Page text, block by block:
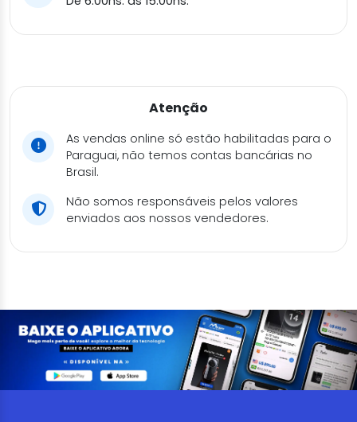
Atenção
As vendas online só estão habilitadas para o
Paraguai, não temos contas bancárias no
Brasil.
Não somos responsáveis pelos valores
enviados aos nossos vendedores.